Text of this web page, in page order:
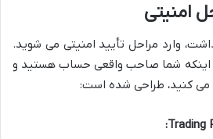
امنیتی
وارد مراحل تأیید امنیتی می شوید.
اینکه شما صاحب واقعی حساب هستید و
می کنید، طراحی شده است: